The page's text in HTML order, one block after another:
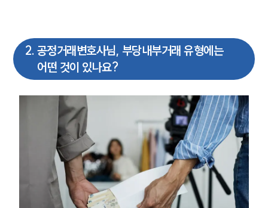
2. 공정거래변호사님, 부당내부거래 유형에는
어떤 것이 있나요?